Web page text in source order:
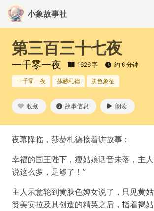
小象故事社
第三百三十七夜
一千零一夜 1626 字 约 6 分钟
一千零一夜 莎赫札德 肤色象征
收藏 故事信息 朗读
夜幕降临，莎赫札德接着讲故事：
幸福的国王陛下，瘦姑娘话音未落，主人
说这么多，足够了！”
主人示意轮到黄肤色婢女说了，只见黄
赞美安拉及其创造的精英之后，指着褐